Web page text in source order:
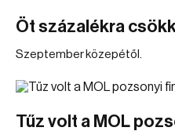
Öt százalékra
Szeptember közepétől.
Tűz volt a MOL